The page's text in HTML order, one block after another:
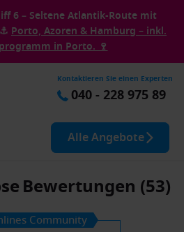
6 – Seltene Atlantik-Route mit
Porto, Azoren & Hamburg – inkl.
in Porto. 🍷
Kontaktieren Sie einen Experten
040 - 228 975 89
Alle Angebote
Bewertungen (53)
Community